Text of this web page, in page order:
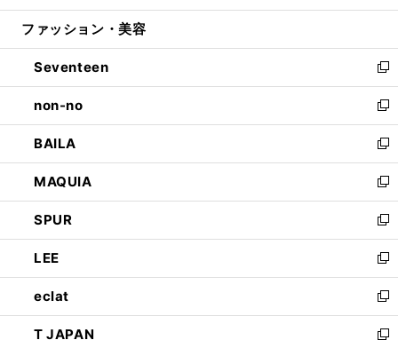
開
ウ
開
く
ン
ウ
で
開
く
ウ
ン
ド
ウ
で
開
く
ファッション・美容
Seventeen
新
し
い
ウ
ィ
ン
ド
ウ
で
開
く
non-no
新
し
い
ウ
ィ
ン
ド
ウ
で
開
く
BAILA
新
し
い
ウ
ィ
ン
ド
ウ
で
開
く
MAQUIA
新
し
い
ウ
ィ
ン
ド
ウ
で
SPUR
新
し
い
ウ
ィ
ン
ド
LEE
新
し
い
ウ
ィ
eclat
新
し
T JAPAN